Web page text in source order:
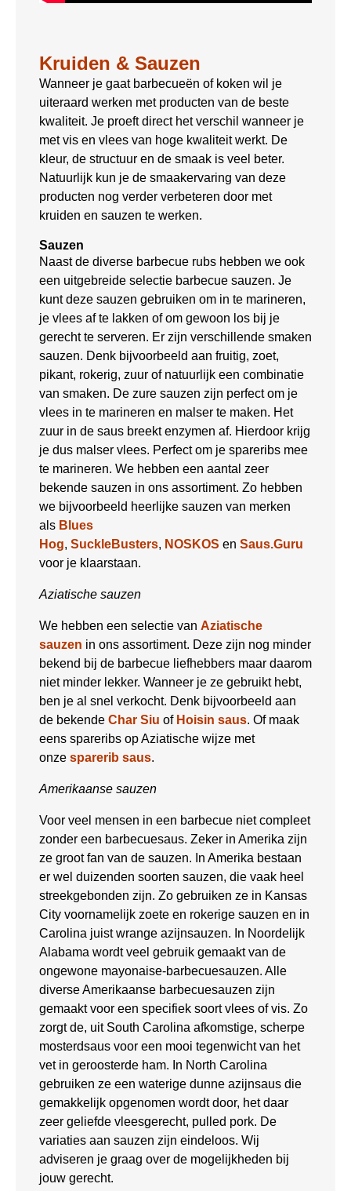
Kruiden & Sauzen
Wanneer je gaat barbecueën of koken wil je
uiteraard werken met producten van de beste
kwaliteit. Je proeft direct het verschil wanneer je
met vis en vlees van hoge kwaliteit werkt. De
kleur, de structuur en de smaak is veel beter.
Natuurlijk kun je de smaakervaring van deze
producten nog verder verbeteren door met
kruiden en sauzen te werken.
Sauzen
Naast de diverse barbecue rubs hebben we ook
een uitgebreide selectie barbecue sauzen. Je
kunt deze sauzen gebruiken om in te marineren,
je vlees af te lakken of om gewoon los bij je
gerecht te serveren. Er zijn verschillende smaken
sauzen. Denk bijvoorbeeld aan fruitig, zoet,
pikant, rokerig, zuur of natuurlijk een combinatie
van smaken. De zure sauzen zijn perfect om je
vlees in te marineren en malser te maken. Het
zuur in de saus breekt enzymen af. Hierdoor krijg
je dus malser vlees. Perfect om je spareribs mee
te marineren. We hebben een aantal zeer
bekende sauzen in ons assortiment. Zo hebben
we bijvoorbeeld heerlijke sauzen van merken
als Blues
Hog, SuckleBusters, NOSKOS en Saus.Guru
voor je klaarstaan.
Aziatische sauzen
We hebben een selectie van Aziatische
sauzen in ons assortiment. Deze zijn nog minder
bekend bij de barbecue liefhebbers maar daarom
niet minder lekker. Wanneer je ze gebruikt hebt,
ben je al snel verkocht. Denk bijvoorbeeld aan
de bekende Char Siu of Hoisin saus. Of maak
eens spareribs op Aziatische wijze met
onze sparerib saus.
Amerikaanse sauzen
Voor veel mensen in een barbecue niet compleet
zonder een barbecuesaus. Zeker in Amerika zijn
ze groot fan van de sauzen. In Amerika bestaan
er wel duizenden soorten sauzen, die vaak heel
streekgebonden zijn. Zo gebruiken ze in Kansas
City voornamelijk zoete en rokerige sauzen en in
Carolina juist wrange azijnsauzen. In Noordelijk
Alabama wordt veel gebruik gemaakt van de
ongewone mayonaise-barbecuesauzen. Alle
diverse Amerikaanse barbecuesauzen zijn
gemaakt voor een specifiek soort vlees of vis. Zo
zorgt de, uit South Carolina afkomstige, scherpe
mosterdsaus voor een mooi tegenwicht van het
vet in geroosterde ham. In North Carolina
gebruiken ze een waterige dunne azijnsaus die
gemakkelijk opgenomen wordt door, het daar
zeer geliefde vleesgerecht, pulled pork. De
variaties aan sauzen zijn eindeloos. Wij
adviseren je graag over de mogelijkheden bij
jouw gerecht.